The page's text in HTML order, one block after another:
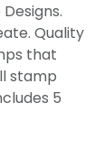
Quality
that
stamp
5